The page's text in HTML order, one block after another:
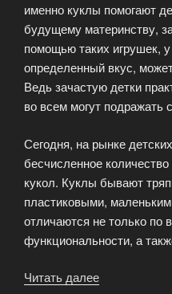
именно куклы помогают
будущему материнству,
помощью таких игрушек,
определенный вкус,
Ведь зачастую детки
во всем могут подражать
Сегодня, на рынке
бесчисленное
кукол. Куклы бывают
пластиковыми,
отличаются не только по
функциональности, а
Читать далее